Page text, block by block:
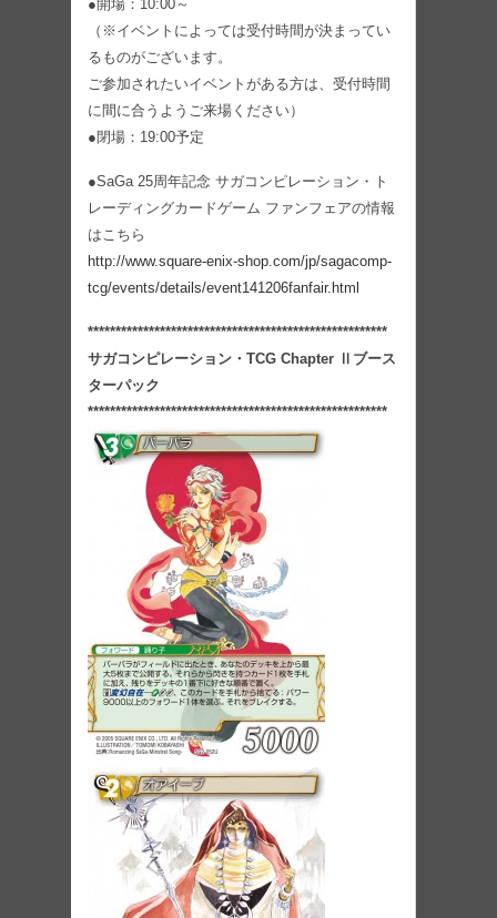
●開場：10:00～
（※イベントによっては受付時間が決まってい
るものがございます。
ご参加されたいイベントがある方は、受付時間
に間に合うようご来場ください）
●閉場：19:00予定
●SaGa 25周年記念 サガコンピレーション・ト
レーディングカードゲーム ファンフェアの情報
はこちら
http://www.square-enix-shop.com/jp/sagacomp-
tcg/events/details/event141206fanfair.html
******************************************************
サガコンピレーション・TCG Chapter Ⅱブース
ターパック
******************************************************